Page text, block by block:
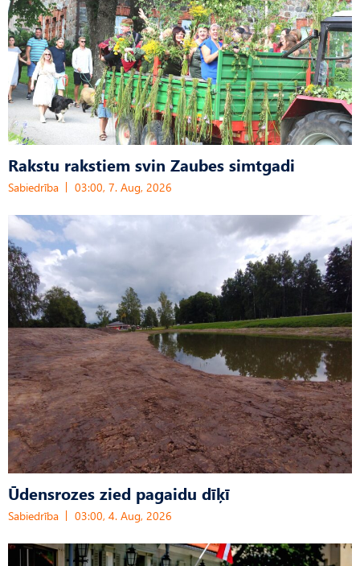
Rakstu rakstiem svin Zaubes simtgadi
Sabiedrība 03:00, 7. Aug, 2026
Ūdensrozes zied pagaidu dīķī
Sabiedrība 03:00, 4. Aug, 2026